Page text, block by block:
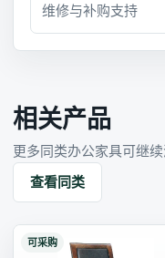
维修与补购支持
相关产品
更多同类办公家具可继
查看同类
可采购